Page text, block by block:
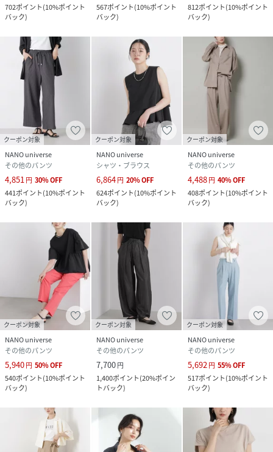
702ポイント(10%ポイント
バック)
567ポイント(10%ポイント
バック)
812ポイント(10%ポイント
バック)
クーポン対象
NANO universe
その他のパンツ
4,851 円 30%OFF
441ポイント(10%ポイント
バック)
クーポン対象
NANO universe
シャツ・ブラウス
6,864円 20%OFF
624ポイント(10%ポイント
バック)
クーポン対象
NANO universe
その他のパンツ
4,488円 40%OFF
408ポイント(10%ポイント
バック)
クーポン対象
NANO universe
その他のパンツ
5,940円 50%OFF
540ポイント(10%ポイント
バック)
クーポン対象
NANO universe
その他のパンツ
7,700円
1,400ポイント(20%ポイン
トバック)
クーポン対象
NANO universe
その他のパンツ
5,692円 55%OFF
517ポイント(10%ポイント
バック)